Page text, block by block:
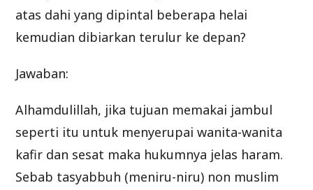
atas dahi yang dipintal beberapa helai
kemudian dibiarkan terulur ke depan?
Jawaban:
Alhamdulillah, jika tujuan memakai jambul
seperti itu untuk menyerupai wanita-wanita
kafir dan sesat maka hukumnya jelas haram.
Sebab tasyabbuh (meniru-niru) non muslim